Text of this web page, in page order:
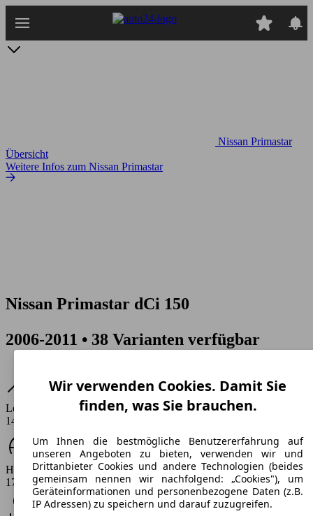
Hauptinhalt
Nissan Primastar
Übersicht
Weitere Infos zum Nissan Primastar
Nissan Primastar dCi 150
2006-2011 • 38 Varianten verfügbar
Leistung
146 PS
Höchstgeschwindigkeit (km/h)
170 km/h
Wir verwenden Cookies. Damit Sie
finden, was Sie brauchen.
Um Ihnen die bestmögliche Benutzererfahrung auf
unseren Angeboten zu bieten, verwenden wir und
Drittanbieter Cookies und andere Technologien (beides
gemeinsam nennen wir nachfolgend: „Cookies"), um
Geräteinformationen und personenbezogene Daten (z.B.
IP Adressen) zu speichern und darauf zuzugreifen.